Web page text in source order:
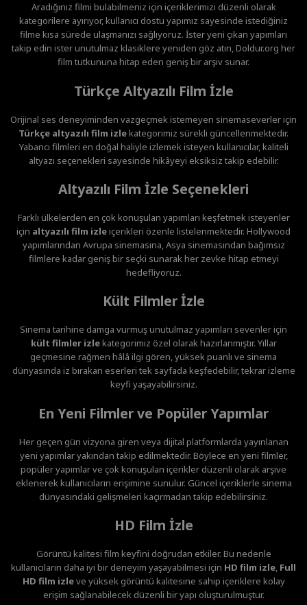
Aradığınız filmi bulabilmeniz için içeriklerimizi düzenli olarak
kategorilere ayırıyor, kullanıcı dostu yapımız sayesinde istediğiniz
filme kısa sürede ulaşmanızı sağlıyoruz. İster yeni çıkan yapımları
takip edin ister unutulmaz klasiklere yeniden göz atın, Doldur.org her
film tutkununa hitap eden geniş bir arşiv sunar.
Türkçe Altyazılı Film İzle
Orijinal ses deneyiminden vazgeçmek istemeyen sinemaseverler için
Türkçe altyazılı film izlekategorimiz sürekli güncellenmektedir.
Yabancı filmleri en doğal haliyle izlemek isteyen kullanıcılar, kaliteli
altyazı seçenekleri sayesinde hikâyeyi eksiksiz takip edebilir.
Altyazılı Film İzle Seçenekleri
Farklı ülkelerden en çok konuşulan yapımları keşfetmek isteyenler
için altyazılı film izleiçerikleri özenle listelenmektedir. Hollywood
yapımlarından Avrupa sinemasına, Asya sinemasından bağımsız
filmlere kadar geniş bir seçki sunarak her zevke hitap etmeyi
hedefliyoruz.
Kült Filmler İzle
Sinema tarihine damga vurmuş unutulmaz yapımları sevenler için
kült filmler izlekategorimiz özel olarak hazırlanmıştır. Yıllar
geçmesine rağmen hâlâ ilgi gören, yüksek puanlı ve sinema
dünyasında iz bırakan eserleri tek sayfada keşfedebilir, tekrar izleme
keyfi yaşayabilirsiniz.
En Yeni Filmler ve Popüler Yapımlar
Her geçen gün vizyona giren veya dijital platformlarda yayınlanan
yeni yapımlar yakından takip edilmektedir. Böylece en yeni filmler,
popüler yapımlar ve çok konuşulan içerikler düzenli olarak arşive
eklenerek kullanıcıların erişimine sunulur. Güncel içeriklerle sinema
dünyasındaki gelişmeleri kaçırmadan takip edebilirsiniz.
HD Film İzle
Görüntü kalitesi film keyfini doğrudan etkiler. Bu nedenle
kullanıcıların daha iyi bir deneyim yaşayabilmesi için HD film izle, Full
HD film izleve yüksek görüntü kalitesine sahip içeriklere kolay
erişim sağlanabilecek düzenli bir yapı oluşturulmuştur.